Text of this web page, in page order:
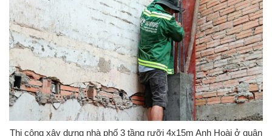
Thi công xây dựng nhà phố 3 tầng rưỡi 4x15m Anh Hoài ở quận